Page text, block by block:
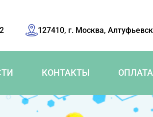
127410, г. Москва,
КОНТАКТЫ ОПЛАТА